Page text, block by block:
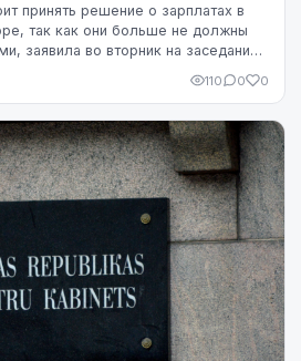
принять решение о зарплатах в
так как они больше не должны
заявила во вторник на заседании
110 0 0